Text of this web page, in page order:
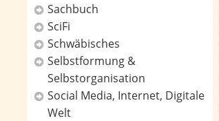
Sachbuch
SciFi
Schwäbisches
Selbstformung &
Selbstorganisation
Social Media, Internet, Digitale
Welt